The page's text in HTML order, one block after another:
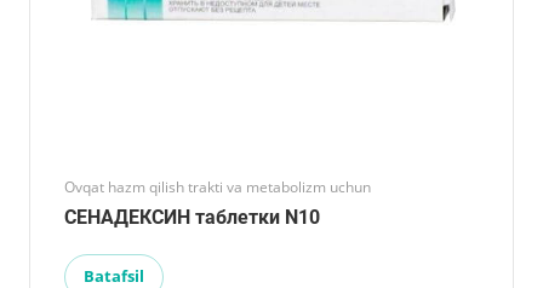
Ovqat hazm qilish trakti va metabolizm uchun
СЕНАДЕКСИН таблетки N10
Batafsil